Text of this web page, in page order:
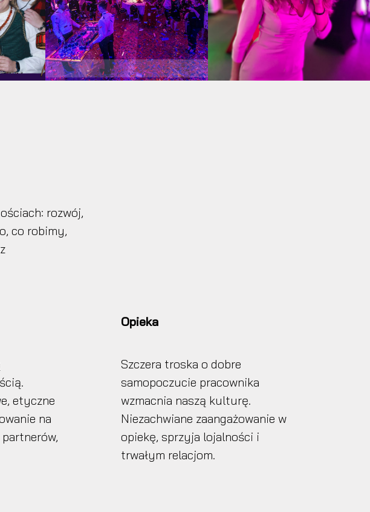
rozwój,
co robimy,
etyczne
na
Opieka
Szczera troska o dobre
samopoczucie pracownika
wzmacnia naszą kulturę.
Niezachwiane zaangażowanie w
opiekę, sprzyja lojalności i
trwałym relacjom.